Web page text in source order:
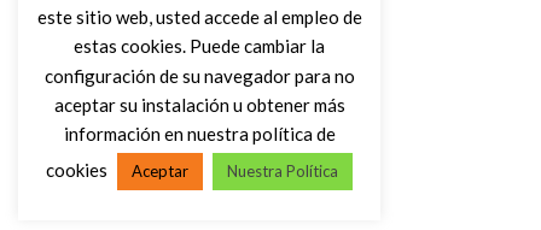
VOLVER AL INICIO
este sitio web, usted accede al empleo de
estas cookies. Puede cambiar la
configuración de su navegador para no
aceptar su instalación u obtener más
información en nuestra política de
cookies
Aceptar Nuestra Política